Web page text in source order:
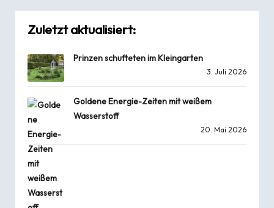
Zuletzt aktualisiert:
Prinzen schufteten im Kleingarten
3. Juli 2026
Goldene Energie-Zeiten mit weißem
Wasserstoff
20. Mai 2026